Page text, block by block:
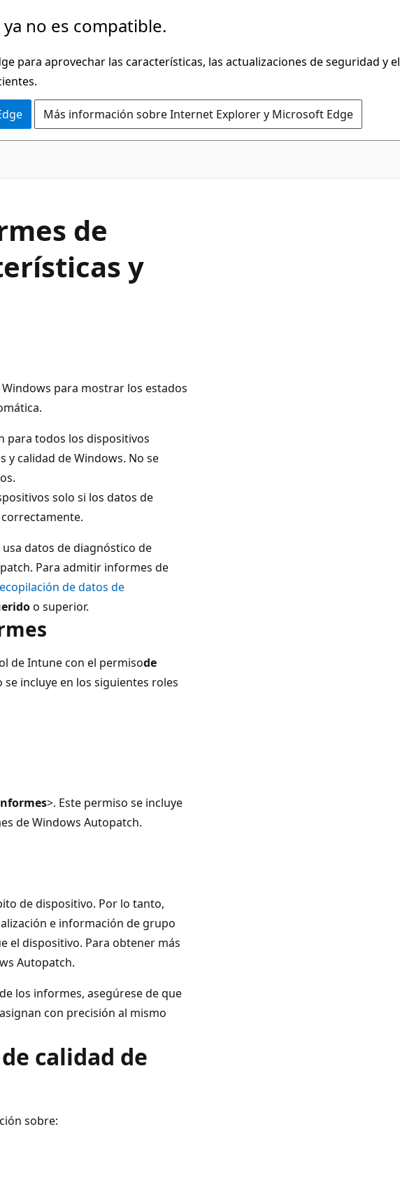
no es compatible.
para aprovechar las características, las actualizaciones de seguridad y el
Más información sobre Internet Explorer y Microsoft Edge
de
y
para mostrar los estados
para todos los dispositivos
y calidad de Windows. No se
solo si los datos de
datos de diagnóstico de
Para admitir informes de
de datos de
o superior.
de Intune con el permisode
incluye en los siguientes roles
>. Este permiso se incluye
de Windows Autopatch.
de dispositivo. Por lo tanto,
e información de grupo
el dispositivo. Para obtener más
Autopatch.
los informes, asegúrese de que
con precisión al mismo
calidad de
sobre: